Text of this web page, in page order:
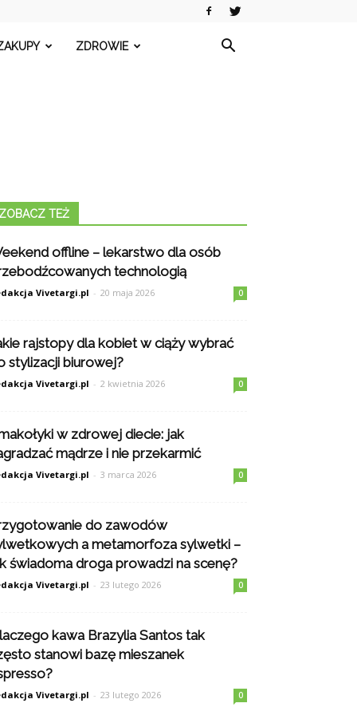
ZDROWIE
ZOBACZ TEŻ
offline – lekarstwo dla osób
technologią
Vivetargi.pl - 20 maja 2026 0
rajstopy dla kobiet w ciąży wybrać
stylizacji biurowej?
Vivetargi.pl - 2 kwietnia 2026 0
w zdrowej diecie: jak
mądrze i nie przekarmić
Vivetargi.pl - 3 marca 2026 0
do zawodów
a metamorfoza sylwetki –
świadoma droga prowadzi na scenę?
Vivetargi.pl - 23 lutego 2026 0
kawa Brazylia Santos tak
stanowi bazę mieszanek
Vivetargi.pl - 23 lutego 2026 0